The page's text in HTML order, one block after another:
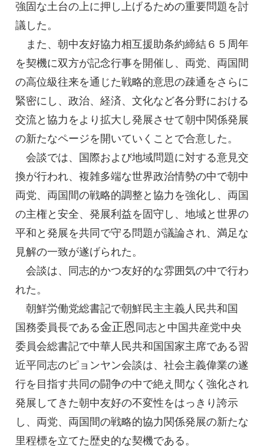
強固な土台の上に押し上げるための重要問題を討
議した。
また、朝中友好協力相互援助条約締結６５周年
を契機に双方が記念行事を開催し、両党、両国間
の高位級往来を通じた戦略的意思の疎通をさらに
緊密にし、政治、経済、文化など各分野における
交流と協力をより拡大し発展させて朝中関係発展
の新たなページを開いていくことで合意した。
会談では、国際および地域問題に対する意見交
換が行われ、複雑多端な世界政治情勢の中で朝中
両党、両国間の戦略的調整と協力を強化し、両国
の主権と安全、発展利益を固守し、地域と世界の
平和と発展を共同で守る問題が議論され、満足な
見解の一致が遂げられた。
会談は、同志的かつ友好的な雰囲気の中で行わ
れた。
朝鮮労働党総書記で朝鮮民主主義人民共和国
国務委員長である金正恩 同志と中国共産党中央
委員会総書記で中華人民共和国国家主席である習
近平同志のピョンヤン会談は、社会主義偉業の遂
行を目指す共同の闘争の中で絶え間なく強化され
発展してきた朝中友好の不変性をはっきり誇示
し、両党、両国間の戦略的協力関係発展の新たな
里程標を立てた歴史的な契機である。